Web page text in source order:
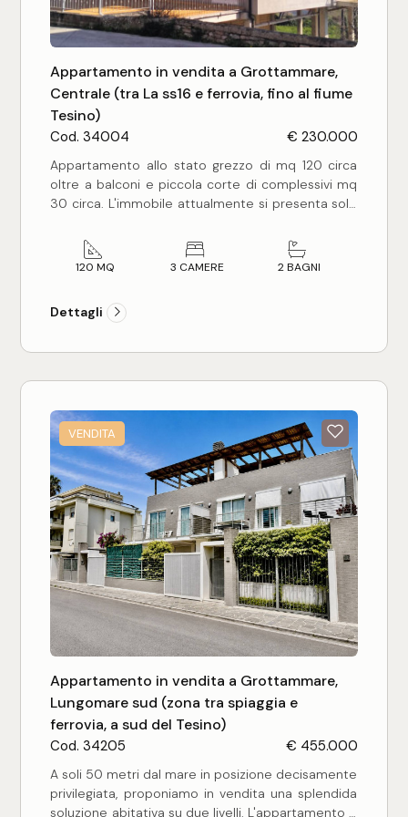
Appartamento in vendita a Grottammare,
Centrale (tra La ss16 e ferrovia, fino al fiume
Tesino)
Cod. 34004 € 230.000
Appartamento allo stato grezzo di mq 120 circa
oltre a balconi e piccola corte di complessivi mq
30 circa. L'immobile attualmente si presenta solo
istallate, il resto è tutto da fare, pavimentazione,
muri divisori, impianti, finestre. La distribuzione
secondo necessità tenendo comunque presente
che grazie all'abbondante superficie è possibile
bagni, soggiorno e cucina. Insieme
dove è possibile parcheggiare più di un auto e al
piano secondo sotto strada un locale uso
deposito/magazzino (tamponato su 3 lati) di mq
85 circa. L'immobile è porzione di un fabbricato di
sole 4 abitazioni posto non lontano dal centro, dai
servizi principali e dal mare.
120 MQ 3 CAMERE 2 BAGNI
Dettagli
VENDITA
Appartamento in vendita a Grottammare,
Lungomare sud (zona tra spiaggia e
ferrovia, a sud del Tesino)
Cod. 34205 € 455.000
A soli 50 metri dal mare in posizione decisamente
privilegiata, proponiamo in vendita una splendida
soluzione abitativa su due livelli. L'appartamento è
Posto auto/Box
Balcone/Terrazzo
Ascensore
Arredato